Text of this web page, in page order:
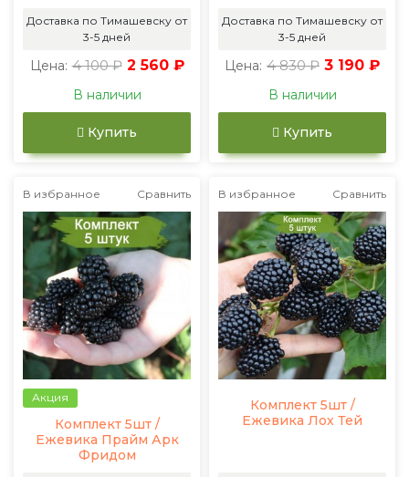
Доставка по Тимашевску от
3-5 дней
Цена: 4 100 ₽ 2 560 ₽
В наличии
Купить
Доставка по Тимашевску от
3-5 дней
Цена: 4 830 ₽ 3 190 ₽
В наличии
Купить
В избранное Сравнить
Акция
Комплект 5шт /
Ежевика Прайм Арк
Фридом
В избранное Сравнить
Комплект 5шт /
Ежевика Лох Тей